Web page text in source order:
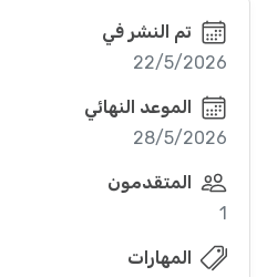
تم النشر في
22/5/2026
الموعد النهائي
28/5/2026
المتقدمون
1
المهارات